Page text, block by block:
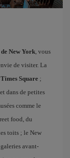
New York, vous
de visiter. La
Times Square ;
et dans de petites
comme le
food, du
toits ; le New
galeries avant-